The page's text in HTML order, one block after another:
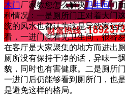
木门厂家教您怎么解决卫生间门
种情况：一是厕所门正对着大门
统的风水也都认为这是导致家运
看，一进门就看见卫生间，很容
在客厅是大家聚集的地方而进出
厕所没有保持干净的话，异味一
貌，同时也有害健康。二是厕所
一进门后仍能够看到厕所门，也
是避免这样的格局。